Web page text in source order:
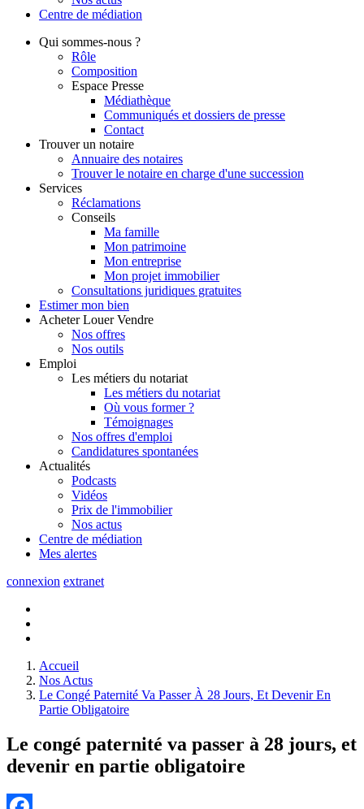
Centre de médiation
Qui sommes-nous ?
Rôle
Composition
Espace Presse
Médiathèque
Communiqués et dossiers de presse
Contact
Trouver un notaire
Annuaire des notaires
Trouver le notaire en charge d'une succession
Services
Réclamations
Conseils
Ma famille
Mon patrimoine
Mon entreprise
Mon projet immobilier
Consultations juridiques gratuites
Estimer mon bien
Acheter Louer Vendre
Nos offres
Nos outils
Emploi
Les métiers du notariat
Les métiers du notariat
Où vous former ?
Témoignages
Nos offres d'emploi
Candidatures spontanées
Actualités
Podcasts
Vidéos
Prix de l'immobilier
Nos actus
Centre de médiation
Mes alertes
connexion extranet
Accueil
Nos Actus
Le Congé Paternité Va Passer À 28 Jours, Et Devenir En
Partie Obligatoire
Le congé paternité va passer à 28 jours, et
devenir en partie obligatoire